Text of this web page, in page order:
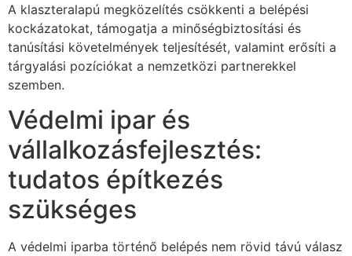
A klaszteralapú megközelítés csökkenti a belépési
kockázatokat, támogatja a minőségbiztosítási és
tanúsítási követelmények teljesítését, valamint erősíti a
tárgyalási pozíciókat a nemzetközi partnerekkel
szemben.
Védelmi ipar és
vállalkozásfejlesztés:
tudatos építkezés
szükséges
A védelmi iparba történő belépés nem rövid távú válasz